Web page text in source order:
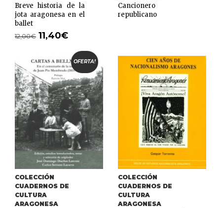
Breve historia de la
jota aragonesa en el
ballet
12,00€ 11,40€
Cancionero
republicano
OFERTA!
COLECCIÓN
CUADERNOS DE
CULTURA
ARAGONESA
COLECCIÓN
CUADERNOS DE
CULTURA
ARAGONESA